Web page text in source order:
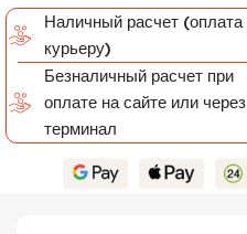
Наличный расчет (оплата
курьеру)
Безналичный расчет при
оплате на сайте или через
терминал